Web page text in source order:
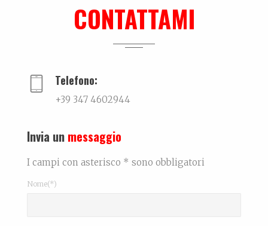
Dall'amore per la ceramica.Narra di come il potenz...
CONTATTAMI
Telefono:
+39 347 4602944
Invia un messaggio
I campi con asterisco * sono obbligatori
Nome(*)